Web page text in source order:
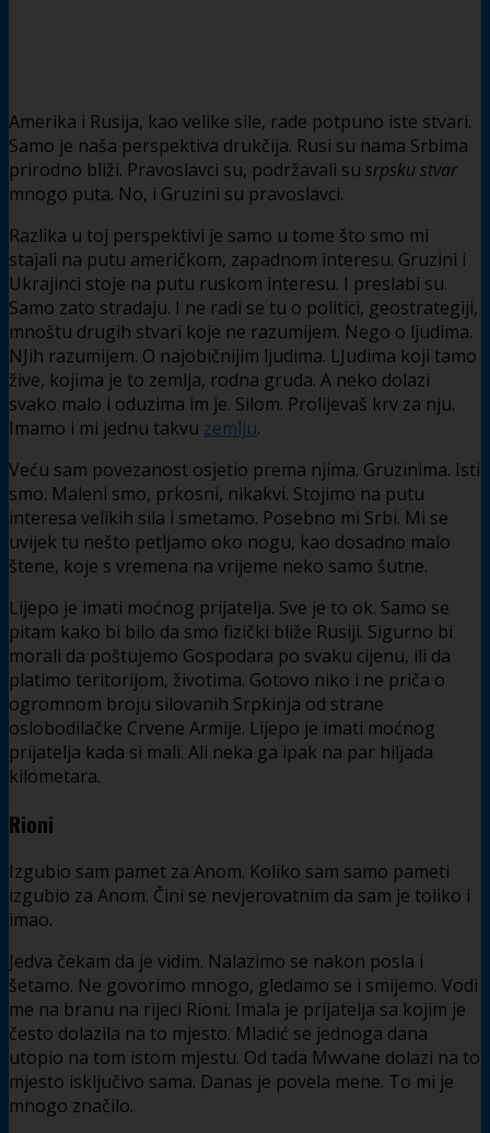
Amerika i Rusija, kao velike sile, rade potpuno iste stvari.
Samo je naša perspektiva drukčija. Rusi su nama Srbima
prirodno bliži. Pravoslavci su, podržavali su srpsku stvar
mnogo puta. No, i Gruzini su pravoslavci.
Razlika u toj perspektivi je samo u tome što smo mi
stajali na putu američkom, zapadnom interesu. Gruzini i
Ukrajinci stoje na putu ruskom interesu. I preslabi su.
Samo zato stradaju. I ne radi se tu o politici, geostrategiji,
mnoštu drugih stvari koje ne razumijem. Nego o ljudima.
NJih razumijem. O najobičnijim ljudima. LJudima koji tamo
žive, kojima je to zemlja, rodna gruda. A neko dolazi
svako malo i oduzima im je. Silom. Prolijevaš krv za nju.
Imamo i mi jednu takvu zemlju.
Veću sam povezanost osjetio prema njima. Gruzinima. Isti
smo. Maleni smo, prkosni, nikakvi. Stojimo na putu
interesa velikih sila i smetamo. Posebno mi Srbi. Mi se
uvijek tu nešto petljamo oko nogu, kao dosadno malo
štene, koje s vremena na vrijeme neko samo šutne.
Lijepo je imati moćnog prijatelja. Sve je to ok. Samo se
pitam kako bi bilo da smo fizički bliže Rusiji. Sigurno bi
morali da poštujemo Gospodara po svaku cijenu, ili da
platimo teritorijom, životima. Gotovo niko i ne priča o
ogromnom broju silovanih Srpkinja od strane
oslobodilačke Crvene Armije. Lijepo je imati moćnog
prijatelja kada si mali. Ali neka ga ipak na par hiljada
kilometara.
Rioni
Izgubio sam pamet za Anom. Koliko sam samo pameti
izgubio za Anom. Čini se nevjerovatnim da sam je toliko i
imao.
Jedva čekam da je vidim. Nalazimo se nakon posla i
šetamo. Ne govorimo mnogo, gledamo se i smijemo. Vodi
me na branu na rijeci Rioni. Imala je prijatelja sa kojim je
često dolazila na to mjesto. Mladić se jednoga dana
utopio na tom istom mjestu. Od tada Mwvane dolazi na to
mjesto isključivo sama. Danas je povela mene. To mi je
mnogo značilo.